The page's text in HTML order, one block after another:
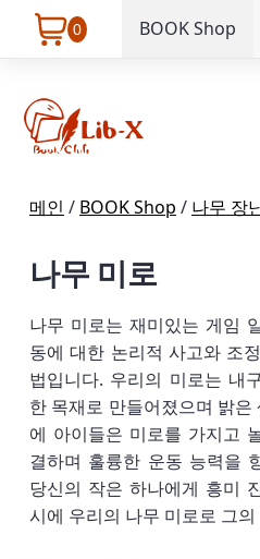
0 BOOK Shop
메인 / BOOK Shop / 나무 장
나무 미로
나무 미로는 재미있는 게임
동에 대한 논리적 사고와 조
법입니다. 우리의 미로는 내
한 목재로 만들어졌으며 밝
에 아이들은 미로를 가지고
결하며 훌륭한 운동 능력을
당신의 작은 하나에게 흥미
시에 우리의 나무 미로로 그